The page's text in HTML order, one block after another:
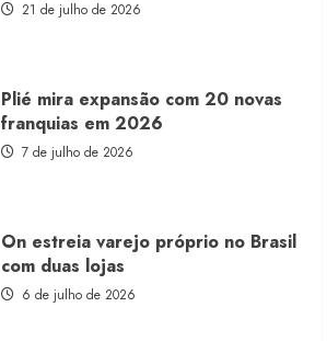
21 de julho de 2026
Plié mira expansão com 20 novas
franquias em 2026
7 de julho de 2026
On estreia varejo próprio no Brasil
com duas lojas
6 de julho de 2026